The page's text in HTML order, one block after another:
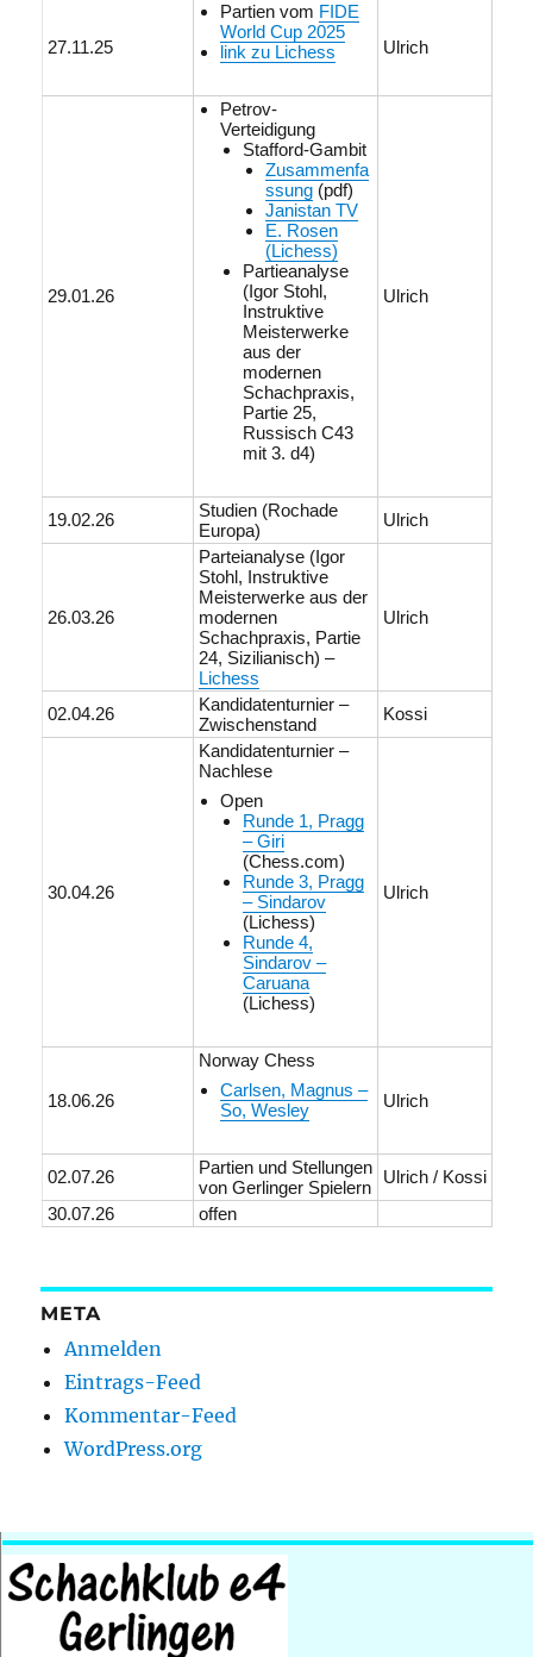
27.11.25
Partien vom FIDE
World Cup 2025
link zu Lichess
Ulrich
29.01.26
Petrov-
Verteidigung
Stafford-Gambit
Zusammenfa
ssung(pdf)
Janistan TV
E. Rosen
(Lichess)
Partieanalyse
(Igor Stohl,
Instruktive
Meisterwerke
aus der
modernen
Schachpraxis,
Partie 25,
Russisch C43
mit 3. d4)
Ulrich
19.02.26
Studien (Rochade
Europa)
Ulrich
26.03.26
Parteianalyse (Igor
Stohl, Instruktive
Meisterwerke aus der
modernen
Schachpraxis, Partie
24, Sizilianisch) –
Lichess
Ulrich
02.04.26
Kandidatenturnier –
Zwischenstand
Kossi
30.04.26
Kandidatenturnier –
Nachlese
Open
Runde 1, Pragg
– Giri
(Chess.com)
Runde 3, Pragg
– Sindarov
(Lichess)
Runde 4,
Sindarov –
Caruana
(Lichess)
Ulrich
18.06.26
Norway Chess
Carlsen, Magnus –
So, Wesley
Ulrich
02.07.26
Partien und Stellungen
von Gerlinger Spielern
Ulrich / Kossi
30.07.26
offen
META
Anmelden
Eintrags-Feed
Kommentar-Feed
WordPress.org